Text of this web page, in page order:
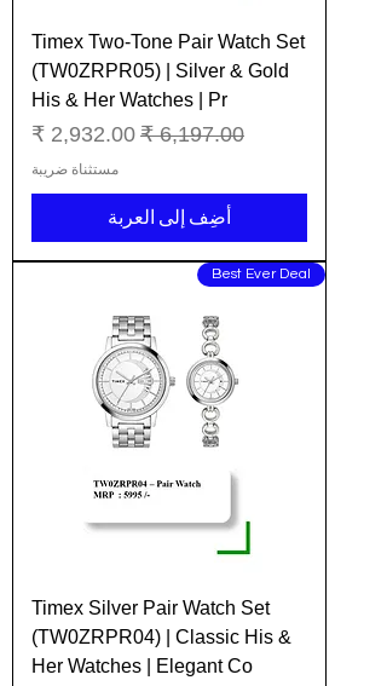
Timex Two-Tone Pair Watch Set
(TW0ZRPR05) | Silver & Gold
His & Her Watches | Pr
سعر عادي سعر البيع
مستثناة ضريبة
أضِف إلى العربة
Best Ever Deal
Timex Silver Pair Watch Set
(TW0ZRPR04) | Classic His &
Her Watches | Elegant Co